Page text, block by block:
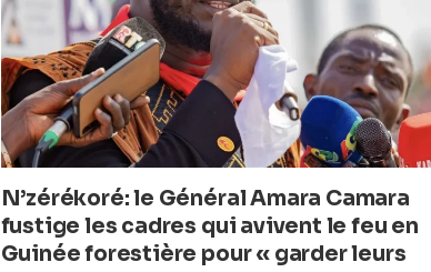
N’zérékoré: le Général Amara Camara
fustige les cadres qui avivent le feu en
Guinée forestière pour « garder leurs